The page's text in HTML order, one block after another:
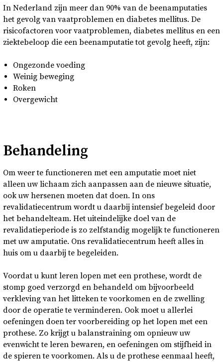
In Nederland zijn meer dan 90% van de beenamputaties
het gevolg van vaatproblemen en diabetes mellitus. De
risicofactoren voor vaatproblemen, diabetes mellitus en een
ziektebeloop die een beenamputatie tot gevolg heeft, zijn:
Ongezonde voeding
Weinig beweging
Roken
Overgewicht
Behandeling
Om weer te functioneren met een amputatie moet niet
alleen uw lichaam zich aanpassen aan de nieuwe situatie,
ook uw hersenen moeten dat doen. In ons
revalidatiecentrum wordt u daarbij intensief begeleid door
het behandelteam. Het uiteindelijke doel van de
revalidatieperiode is zo zelfstandig mogelijk te functioneren
met uw amputatie. Ons revalidatiecentrum heeft alles in
huis om u daarbij te begeleiden.
Voordat u kunt leren lopen met een prothese, wordt de
stomp goed verzorgd en behandeld om bijvoorbeeld
verkleving van het litteken te voorkomen en de zwelling
door de operatie te verminderen. Ook moet u allerlei
oefeningen doen ter voorbereiding op het lopen met een
prothese. Zo krijgt u balanstraining om opnieuw uw
evenwicht te leren bewaren, en oefeningen om stijfheid in
de spieren te voorkomen. Als u de prothese eenmaal heeft,